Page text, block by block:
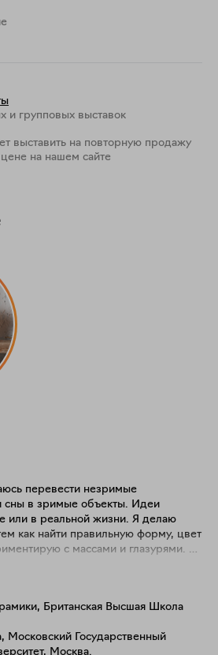
и групповых выставок
выставить на повторную продажу
на нашем сайте
перевести незримые
сны в зримые объекты. Идеи
или в реальной жизни. Я делаю
как найти правильную форму, цвет
с массами и глазурями. Я
и направлять его. Смешиваю
творчестве я
пытаюсь вынести его наружу и
Британская Высшая Школа
Московский Государственный
Москва.